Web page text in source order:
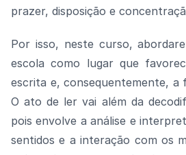
prazer, disposição e
Por isso, neste curso,
escola como lugar que
escrita e, consequentemente, a
O ato de ler vai além da
pois envolve a análise e
sentidos e a interação com os